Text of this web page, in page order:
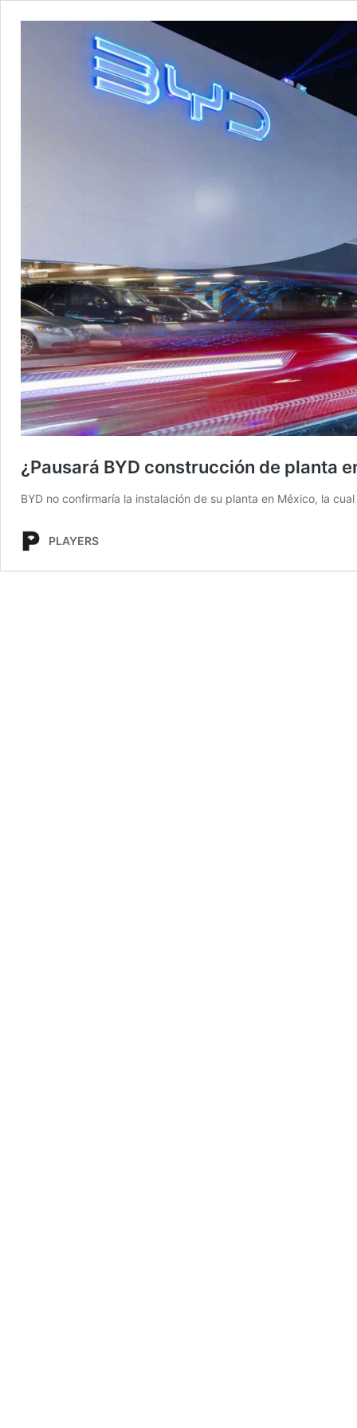
¿Pausará BYD construcción de planta
BYD no confirmaría la instalación de su planta en México, la
PLAYERS